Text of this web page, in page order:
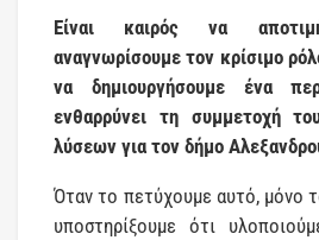
Είναι καιρός να
αναγνωρίσουμε τον κρίσιμο
να δημιουργήσουμε ένα
ενθαρρύνει τη συμμετοχή
λύσεων για τον δήμο
Όταν το πετύχουμε αυτό, μόνο
υποστηρίξουμε ότι